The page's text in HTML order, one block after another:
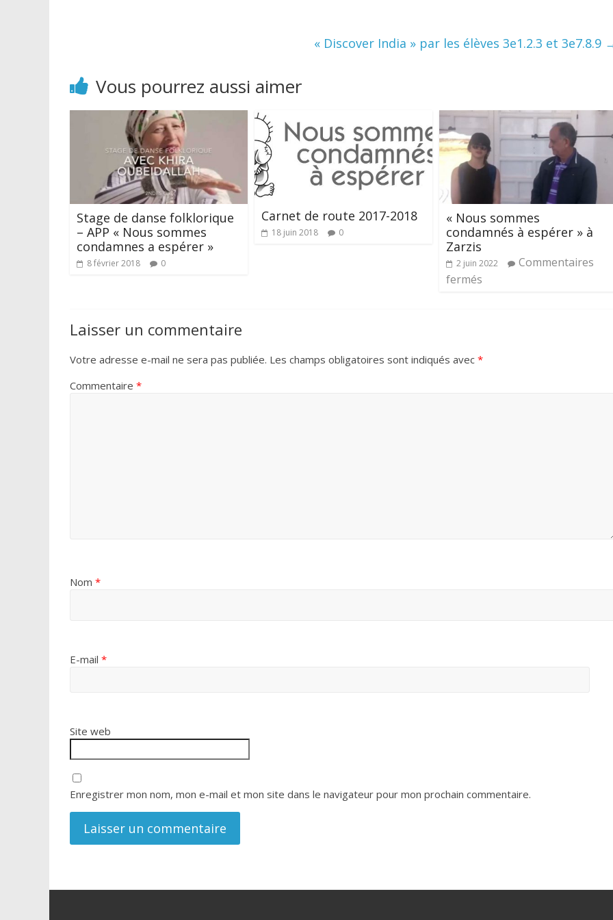
« Discover India » par les élèves 3e1.2.3 et 3e7.8.9
Vous pourrez aussi aimer
Stage de danse folklorique
– APP « Nous sommes
condamnes a espérer »
8 février 2018 0
Carnet de route 2017-2018
18 juin 2018 0
« Nous sommes
condamnés à espérer » à
Zarzis
2 juin 2022
Commentaires
fermés
Laisser un commentaire
Votre adresse e-mail ne sera pas publiée. Les champs obligatoires sont indiqués avec *
Commentaire *
Nom *
E-mail *
Site web
Enregistrer mon nom, mon e-mail et mon site dans le navigateur pour mon prochain commentaire.